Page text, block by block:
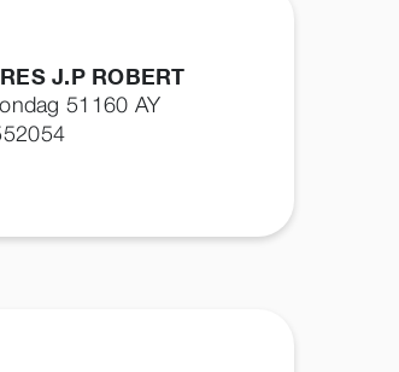
J.P ROBERT
51160 AY